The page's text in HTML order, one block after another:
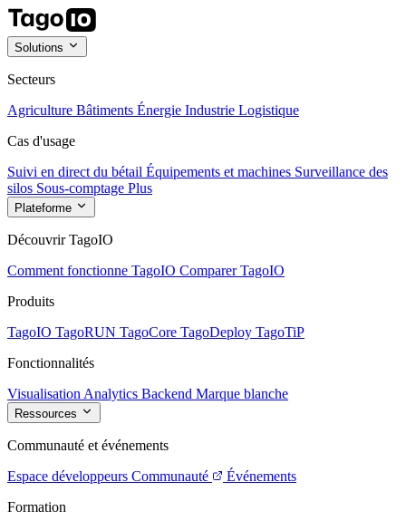
Solutions
Secteurs
Agriculture Bâtiments Énergie Industrie Logistique
Cas d'usage
Suivi en direct du bétail Équipements et machines Surveillance des
silos Sous-comptage Plus
Plateforme
Découvrir TagoIO
Comment fonctionne TagoIO Comparer TagoIO
Produits
TagoIO TagoRUN TagoCore TagoDeploy TagoTiP
Fonctionnalités
Visualisation Analytics Backend Marque blanche
Ressources
Communauté et événements
Espace développeurs Communauté
Événements
Formation